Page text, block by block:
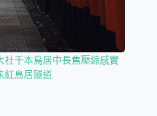
社千本鳥居中長焦壓縮感實
紅鳥居隧道